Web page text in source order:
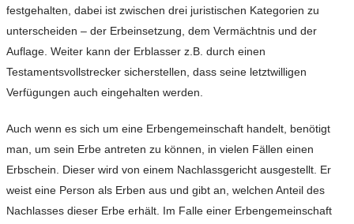
festgehalten, dabei ist zwischen drei juristischen Kategorien zu
unterscheiden – der Erbeinsetzung, dem Vermächtnis und der
Auflage. Weiter kann der Erblasser z.B. durch einen
Testamentsvollstrecker sicherstellen, dass seine letztwilligen
Verfügungen auch eingehalten werden.
Auch wenn es sich um eine Erbengemeinschaft handelt, benötigt
man, um sein Erbe antreten zu können, in vielen Fällen einen
Erbschein. Dieser wird von einem Nachlassgericht ausgestellt. Er
weist eine Person als Erben aus und gibt an, welchen Anteil des
Nachlasses dieser Erbe erhält. Im Falle einer Erbengemeinschaft